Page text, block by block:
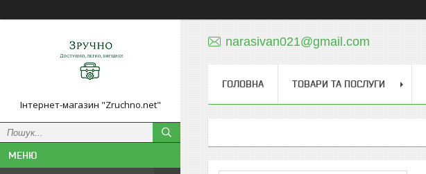
Інтернет-магазин "Zruchno.net"
narasivan021@gmail.com
ГОЛОВНА ТОВАРИ ТА ПОСЛУГИ